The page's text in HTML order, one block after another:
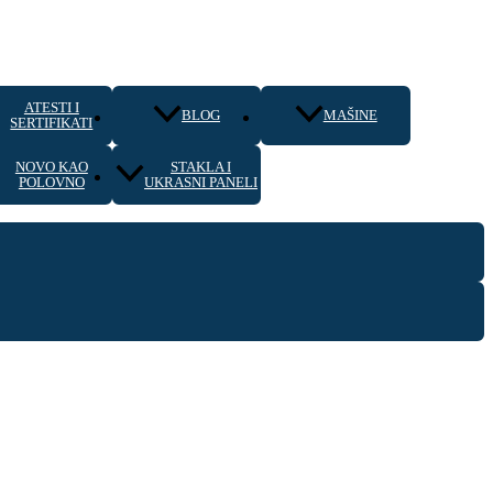
ATESTI I
SERTIFIKATI
BLOG MAŠINE
NOVO KAO
POLOVNO
STAKLA I
UKRASNI PANELI